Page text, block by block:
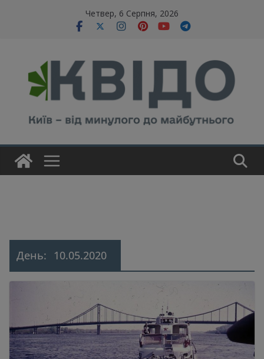
Четвер, 6 Серпня, 2026
День: 10.05.2020
modal-check